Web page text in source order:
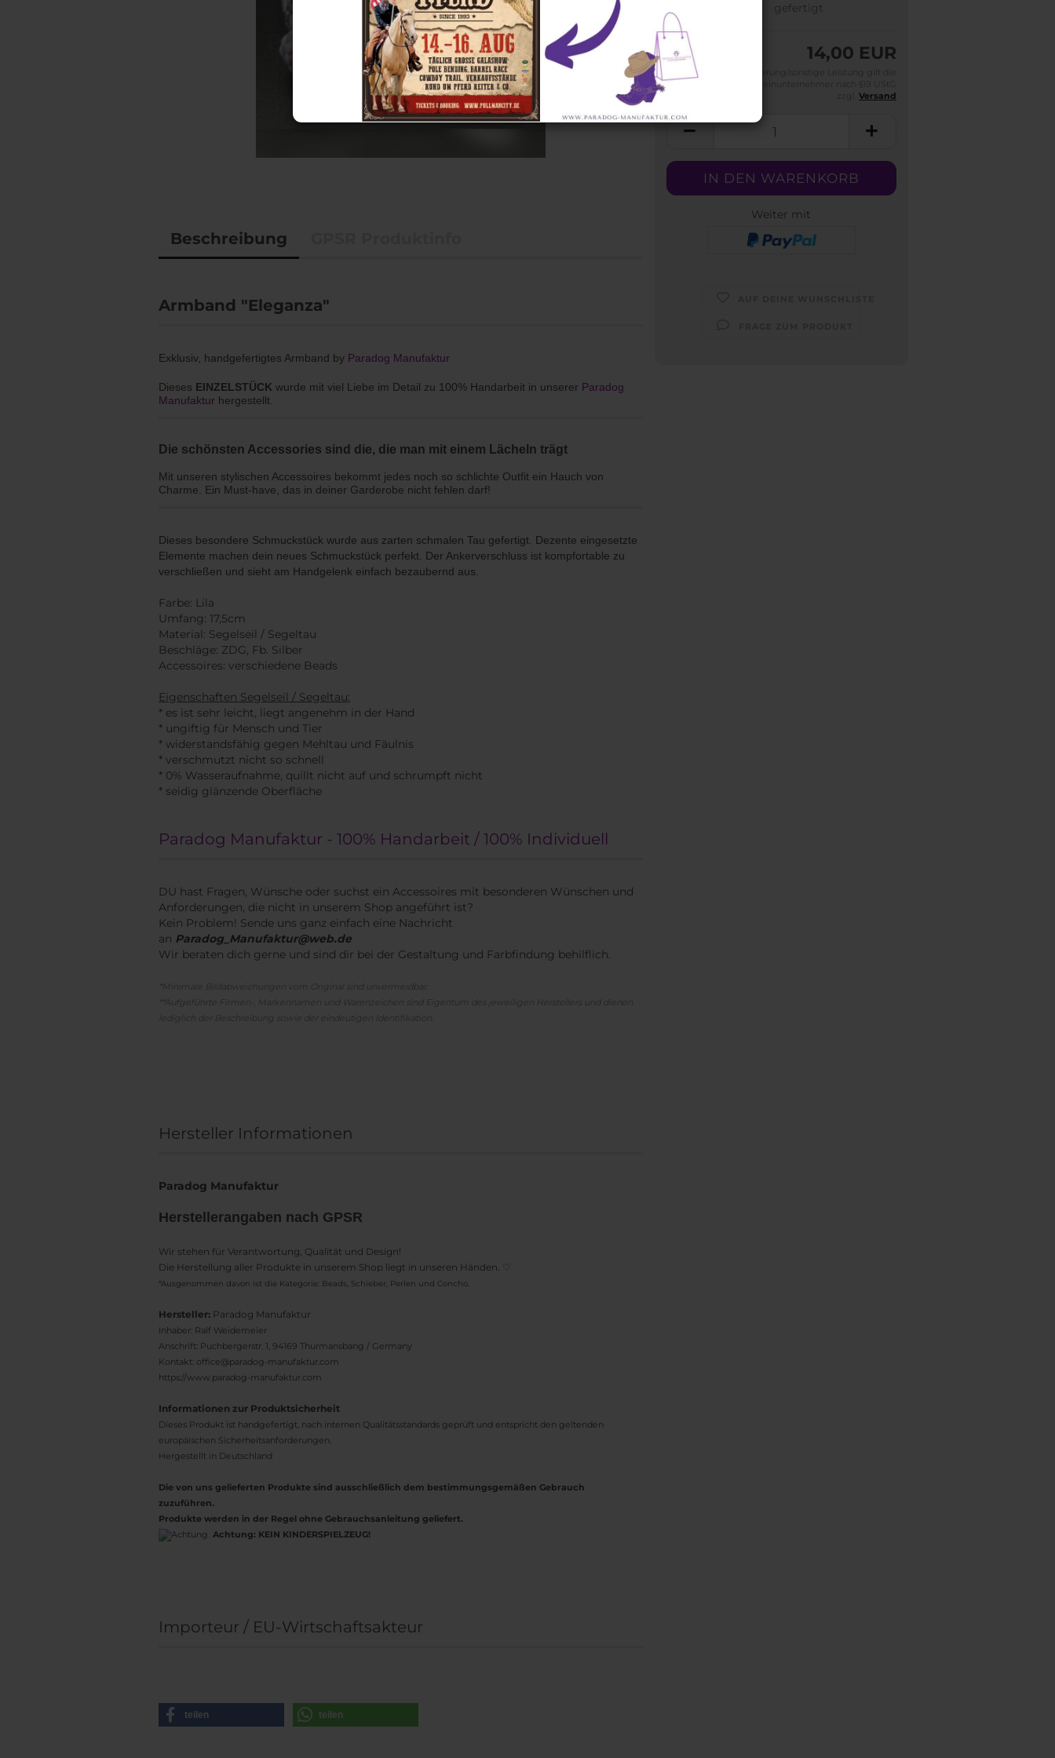
Halsbänder & Co.
Zügel
Halsringe
gefertigt
14,00 EUR
Steuerbefreiung für Kleinunternehmer nach §19 UStG
Versand
Weiter mit
Beschreibung
Armband "Eleganza"
Exklusiv, handgefertigtes Armband by Paradog Manufaktur
Dieses EINZELSTÜCK wurde mit viel Liebe im Detail zu 100% Handarbeit in unserer Paradog
Manufaktur hergestellt.
Die schönsten Accessories sind die, die man mit einem Lächeln trägt
Mit unseren stylischen Accessoires bekommt jedes noch so schlichte Outfit ein Hauch von
Charme. Ein Must-have, das in deiner Garderobe nicht fehlen darf!
Dieses besondere Schmuckstück wurde aus zarten schmalen Tau gefertigt. Dezente eingesetzte
Elemente machen dein neues Schmuckstück perfekt. Der Ankerverschluss ist kompfortable zu
verschließen und sieht am Handgelenk einfach bezaubernd aus.
Farbe: Lila
Umfang: 17,5cm
Material: Segelseil / Segeltau
Beschläge: ZDG, Fb. Silber
Accessoires: verschiedene Beads
Eigenschaften Segelseil / Segeltau:
* es ist sehr leicht, liegt angenehm in der Hand
* ungiftig für Mensch und Tier
* widerstandsfähig gegen Mehltau und Fäulnis
* verschmutzt nicht so schnell
* 0% Wasseraufnahme, quillt nicht auf und schrumpft nicht
* seidig glänzende Oberfläche
Paradog Manufaktur - 100% Handarbeit / 100% Individuell
DU hast Fragen, Wünsche oder suchst ein Accessoires mit besonderen Wünschen und
Anforderungen, die nicht in unserem Shop angeführt ist?
Kein Problem! Sende uns ganz einfach eine Nachricht
an Paradog_Manufaktur@web.de
Wir beraten dich gerne und sind dir bei der Gestaltung und Farbfindung behilflich.
*Minimale Bildabweichungen vom Original sind unvermeidbar.
**Aufgeführte Firmen-, Markennamen und Warenzeichen sind Eigentum des jeweiligen Herstellers und dienen
lediglich der Beschreibung sowie der eindeutigen Identifikation.
Hersteller Informationen
Paradog Manufaktur
Herstellerangaben nach GPSR
Wir stehen für Verantwortung, Qualität und Design!
Die Herstellung aller Produkte in unserem Shop liegt in unseren Händen. ♡
*Ausgenommen davon ist die Kategorie: Beads, Schieber, Perlen und Concho.
Hersteller: Paradog Manufaktur
Inhaber: Ralf Weidemeier
Anschrift: Puchbergerstr. 1, 94169 Thurmansbang / Germany
Kontakt: office@paradog-manufaktur.com
https://www.paradog-manufaktur.com
Informationen zur Produktsicherheit
Dieses Produkt ist handgefertigt, nach internen Qualitätsstandards geprüft und entspricht den geltenden
europäischen Sicherheitsanforderungen.
Hergestellt in Deutschland
Die von uns gelieferten Produkte sind ausschließlich dem bestimmungsgemäßen Gebrauch
zuzuführen.
Produkte werden in der Regel ohne Gebrauchsanleitung geliefert.
Achtung: KEIN KINDERSPIELZEUG!
Importeur / EU-Wirtschaftsakteur
teilen teilen